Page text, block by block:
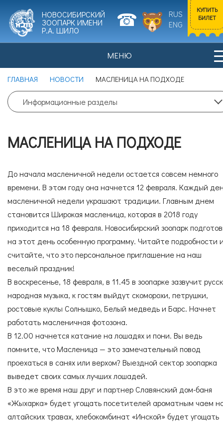
НОВОСИБИРСКИЙ
ЗООПАРК ИМЕНИ
Р.А. ШИЛО
RUS
ENG
КУПИТЬ
БИЛЕТ
Входной билет
Взрослый
0
Цена билета: 700 рублей.
Входной билет
Цена билета: 350 рублей.
Согласие на обработку
персональных данных
Согласие с
правилами поведения в зоопарке
Согласие с
правилами покупки электронных
МЕНЮ
НОВОСТИ
СПЕЦИАЛИСТЫ УСЛУГИ
ГОСТЕВАЯ КНИГА ОКАЗАТЬ ПОМОЩЬ
НАШИ ДРУЗЬЯ
ГЛАВНАЯ НОВОСТИ МАСЛЕНИЦА НА ПОДХОДЕ
Информационные разделы
МАСЛЕНИЦА НА ПОДХОДЕ
До начала масленичной недели остается совсем немного
времени. В этом году она начнется 12 февраля. Каждый
масленичной недели украшают традиции. Главным днем
становится Широкая масленица, которая в 2018 году
приходится на 18 февраля. Новосибирский зоопарк
на этот день особенную программу. Читайте подробности
считайте, что это персональное приглашение на наш
веселый праздник!
В воскресенье, 18 февраля, в 11.45 в зоопарке зазвучит
народная музыка, к гостям выйдут скоморохи, петрушки,
ростовые куклы Солнышко, Белый медведь и Барс. Начнет
работать масленичная фотозона.
В 12.00 начнется катание на лошадях и пони. Вы ведь
помните, что Масленица — это замечательный повод
проехаться в санях или верхом? Выездной сектор зоопарка
выведет своих самых лучших лошадей.
В это же время наш друг и партнер Славянский дом-баня
«Жыхарка» будет угощать посетителей ароматным чаем
алтайских травах, хлебокомбинат «Инской» будет угощать